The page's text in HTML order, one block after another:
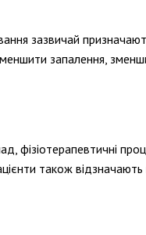
зазвичай
запалення,
фізіотерапевтичні
також